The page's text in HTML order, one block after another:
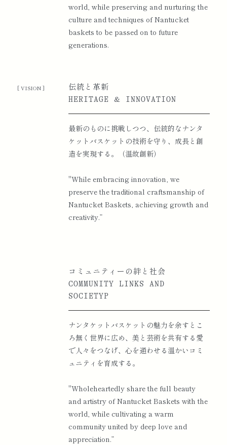
Basket Association Karuizawa Exhibition』開催
（於：軽井沢万平ホテル）
東京都美術館『21世紀アートボーダレス展 篝火
帝国ホテルプラザに店舗「GrayMist 帝国ホテルプ
協会主催展示会『軽井沢展示会』を開催（於：軽
井沢プリンスホテル）
2022 ヨコハマフローティングヨットショー出展
大丸神戸店と取引開始
～” 開催（於：帝国ホテル）
帝国ホテルプラザ閉館に伴い、店舗を四谷へ移転
し「GrayMist 四谷」をオープン。
world, while preserving and nurturing the
culture and techniques of Nantucket
baskets to be passed on to future
generations.
[ VISION ]
伝統と革新
HERITAGE & INNOVATION
最新のものに挑戦しつつ、伝統的なナンタ
ケットバスケットの技術を守り、成長と創
造を実現する。（温故創新）
"While embracing innovation, we
preserve the traditional craftsmanship of
Nantucket Baskets, achieving growth and
creativity.”
コミュニティーの絆と社会
COMMUNITY LINKS AND
SOCIETYP
ナンタケットバスケットの魅力を余すとこ
ろ無く世界に広め、美と芸術を共有する愛
で人々をつなげ、心を通わせる温かいコミ
ュニティを育成する。
"Wholeheartedly share the full beauty
and artistry of Nantucket Baskets with the
world, while cultivating a warm
community united by deep love and
appreciation.”